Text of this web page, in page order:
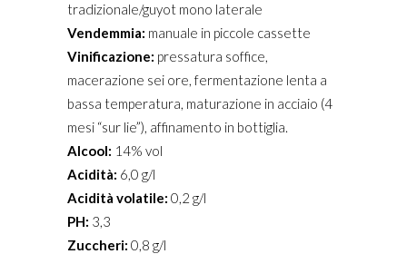
tradizionale/guyot mono laterale
Vendemmia: manuale in piccole cassette
Vinificazione: pressatura soffice,
macerazione sei ore, fermentazione lenta a
bassa temperatura, maturazione in acciaio (4
mesi “sur lie”), affinamento in bottiglia.
Alcool: 14% vol
Acidità: 6,0 g/l
Acidità volatile: 0,2 g/l
PH: 3,3
Zuccheri: 0,8 g/l